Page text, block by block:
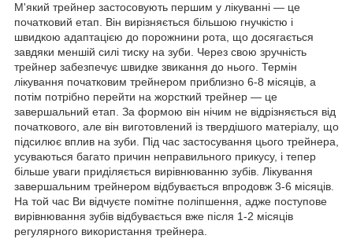
М'який трейнер застосовують першим у лікуванні — це
початковий етап.
Він вирізняється більшою гнучкістю і
швидкою адаптацією до порожнини рота, що досягається
завдяки меншій силі тиску на зуби. Через свою зручність
трейнер забезпечує швидке звикання до нього. Термін
лікування початковим трейнером приблизно 6-8 місяців, а
потім потрібно перейти на жорсткий трейнер — це
завершальний етап. За формою він нічим не відрізняється від
початкового, але він виготовлений із твердішого матеріалу, що
підсилює вплив на зуби. Під час застосування цього трейнера,
усуваються багато причин неправильного прикусу, і тепер
більше уваги приділяється вирівнюванню зубів. Лікування
завершальним трейнером відбувається впродовж 3-6 місяців.
На той час Ви відчуєте помітне поліпшення, адже поступове
вирівнювання зубів відбувається вже після 1-2 місяців
регулярного використання трейнера.